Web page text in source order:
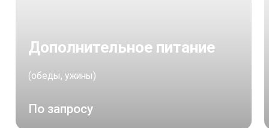
Дополнительное питание
(обеды, ужины)
По запросу